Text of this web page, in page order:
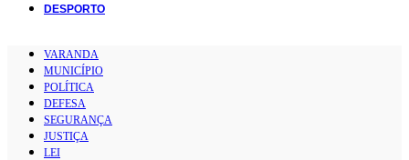
DESPORTO
VARANDA
MUNICÍPIO
POLÍTICA
DEFESA
SEGURANÇA
JUSTIÇA
LEI